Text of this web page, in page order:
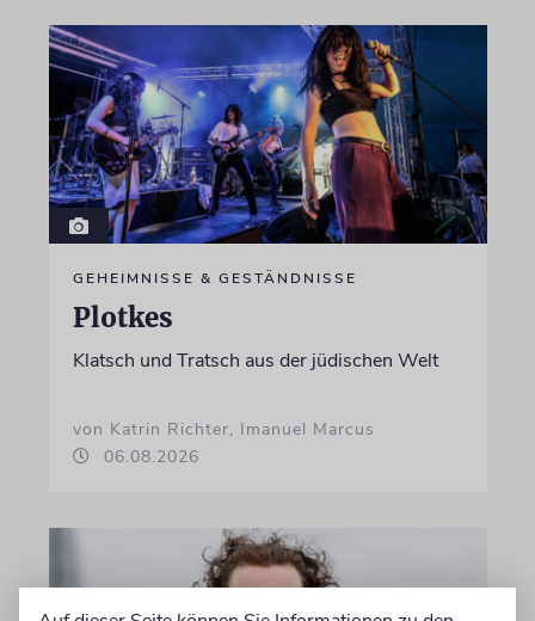
GEHEIMNISSE & GESTÄNDNISSE
Plotkes
Klatsch und Tratsch aus der jüdischen Welt
von Katrin Richter, Imanuel Marcus
06.08.2026